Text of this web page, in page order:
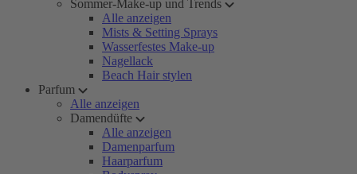
Sommer-Make-up und Trends
Alle anzeigen
Mists & Setting Sprays
Wasserfestes Make-up
Nagellack
Beach Hair stylen
Parfum
Alle anzeigen
Damendüfte
Alle anzeigen
Damenparfum
Haarparfum